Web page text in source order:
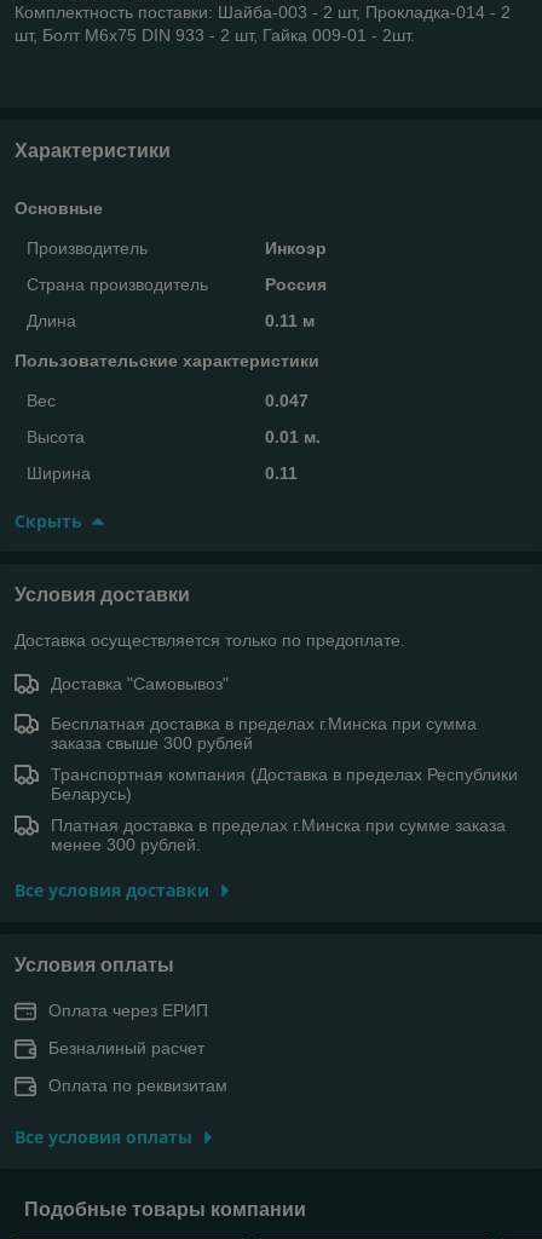
Комплектность поставки: Шайба-003 - 2 шт, Прокладка-014 - 2
шт, Болт M6x75 DIN 933 - 2 шт, Гайка 009-01 - 2шт.
Характеристики
Основные
Производитель
Инкоэр
Страна производитель
Россия
Длина
0.11 м
Пользовательские характеристики
Вес
0.047
Высота
0.01 м.
Ширина
0.11
Скрыть
Условия доставки
Доставка осуществляется только по предоплате.
Доставка "Самовывоз"
Бесплатная доставка в пределах г.Минска при сумма
заказа свыше 300 рублей
Транспортная компания (Доставка в пределах Республики
Беларусь)
Платная доставка в пределах г.Минска при сумме заказа
менее 300 рублей.
Все условия доставки
Условия оплаты
Оплата через ЕРИП
Безналиный расчет
Оплата по реквизитам
Все условия оплаты
Подобные товары компании